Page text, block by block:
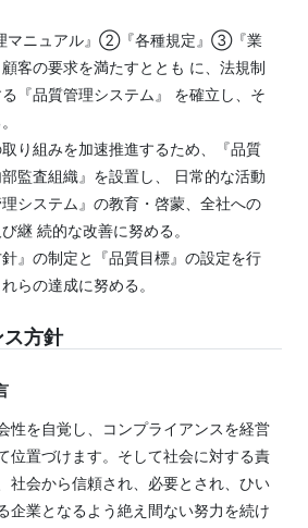
マニュアル』②『各種規定』③『業
客の要求を満たすととも に、法規制
『品質管理システム』 を確立し、そ
取り組みを加速推進するため、『品質
監査組織』を設置し、 日常的な活動
システム』の教育・啓蒙、全社への
継 続的な改善に努める。
針』の制定と『品質目標』の設定を行
らの達成に努める。
ス方針
性を自覚し、コンプライアンスを経営
位置づけます。そして社会に対する責
社会から信頼され、必要とされ、ひい
企業となるよう絶え間ない努力を続け